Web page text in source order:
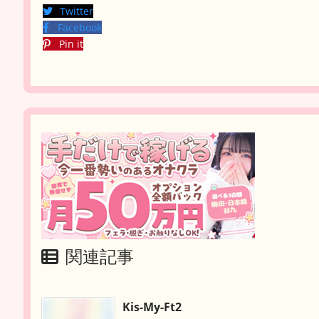
Twitter
Facebook
Pin it
関連記事
Kis-My-Ft2